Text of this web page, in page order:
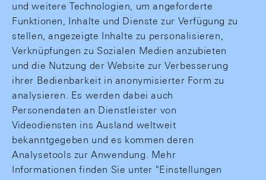
und weitere Technologien, um angeforderte
Funktionen, Inhalte und Dienste zur Verfügung zu
stellen, angezeigte Inhalte zu personalisieren,
Verknüpfungen zu Sozialen Medien anzubieten
und die Nutzung der Website zur Verbesserung
ihrer Bedienbarkeit in anonymisierter Form zu
analysieren. Es werden dabei auch
Personendaten an Dienstleister von
Videodiensten ins Ausland weltweit
bekanntgegeben und es kommen deren
Analysetools zur Anwendung. Mehr
Informationen finden Sie unter "Einstellungen